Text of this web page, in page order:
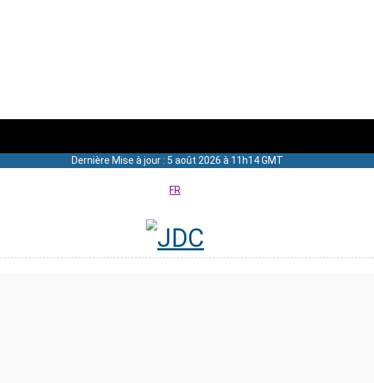
Dernière Mise à jour : 5 août 2026 à 11h14 GMT
FR